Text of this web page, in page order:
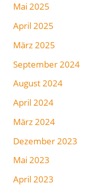
Mai 2025
April 2025
März 2025
September 2024
August 2024
April 2024
März 2024
Dezember 2023
Mai 2023
April 2023